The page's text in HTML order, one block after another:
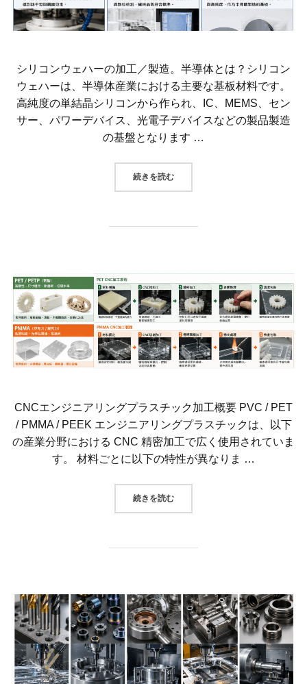
シリコンウェハーの加工／製造。半導体とは？シリコン
ウェハーは、半導体産業における主要な基板材料です。
高純度の単結晶シリコンから作られ、IC、MEMS、セン
サー、パワーデバイス、光電子デバイスなどの製品製造
の基盤となります …
続きを読む“シリコンウェハーの加工／製造。
CNCエンジニアリングプラスチック加工概要 PVC / PET
/ PMMA / PEEK エンジニアリングプラスチックは、以下
の産業分野における CNC 精密加工で広く使用されていま
す。 材料ごとに以下の特性が異なりま …
続きを読む“PVC、ポリエステルアクリル（